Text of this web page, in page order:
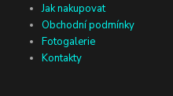
Jak nakupovat
Obchodní podmínky
Fotogalerie
Kontakty